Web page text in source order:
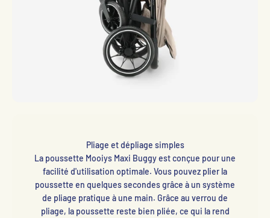
Pliage et dépliage simples
La poussette Mooiys Maxi Buggy est conçue pour une
facilité d'utilisation optimale. Vous pouvez plier la
poussette en quelques secondes grâce à un système
de pliage pratique à une main. Grâce au verrou de
pliage, la poussette reste bien pliée, ce qui la rend